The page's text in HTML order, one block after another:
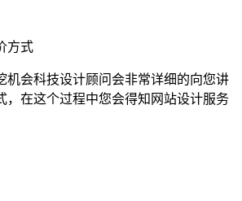
方式
机会科技设计顾问会非常详细的向您讲
，在这个过程中您会得知网站设计服务